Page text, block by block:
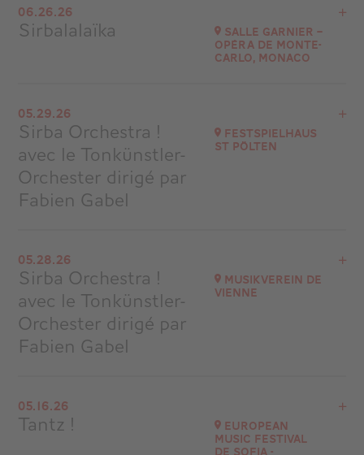
Festival de musique de Toulon
at 21H30
06.26.26
Sirbalalaïka Salle Garnier –
Opéra de Monte-
Carlo, Monaco
Salle Garnier – Opéra de Monte-Carlo, Monaco
at 20H00
Go to site
Buy your tickets
05.29.26
Sirba Orchestra !
avec le Tonkünstler-
Orchester dirigé par
Fabien Gabel
Festspielhaus
St Pölten
Autriche
at 19H30
Go to site
05.28.26
Sirba Orchestra !
avec le Tonkünstler-
Orchester dirigé par
Fabien Gabel
Musikverein de
Vienne
Autriche
at20H00
05.16.26
Tantz ! European
Music Festival